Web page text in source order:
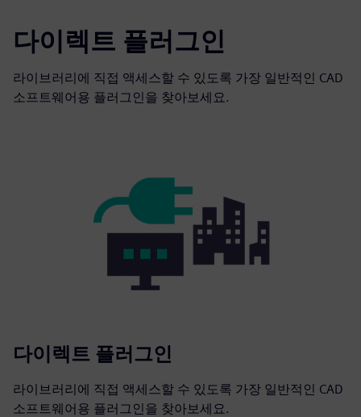
다이렉트 플러그인
라이브러리에 직접 액세스할 수 있도록 가장 일반적인 CAD
소프트웨어용 플러그인을 찾아보세요.
다이렉트 플러그인
라이브러리에 직접 액세스할 수 있도록 가장 일반적인 CAD
소프트웨어용 플러그인을 찾아보세요.